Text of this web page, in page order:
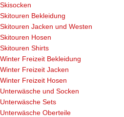
Skisocken
Skitouren Bekleidung
Skitouren Jacken und Westen
Skitouren Hosen
Skitouren Shirts
Winter Freizeit Bekleidung
Winter Freizeit Jacken
Winter Freizeit Hosen
Unterwäsche und Socken
Unterwäsche Sets
Unterwäsche Oberteile